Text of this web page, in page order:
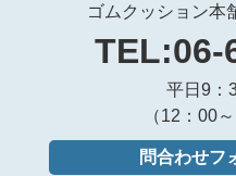
ゴムクッション本
TEL:06-
平日9：
（12：00
問合わせフ